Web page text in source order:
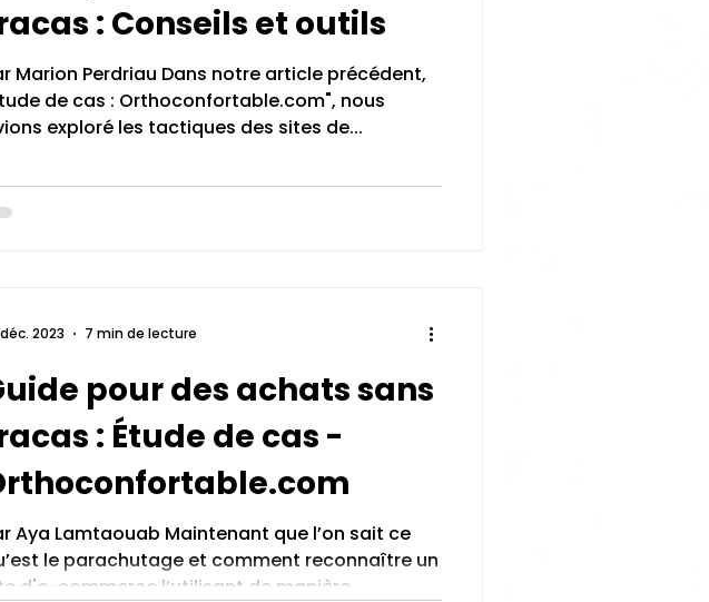
: Conseils et outils
Marion Perdriau Dans notre article précédent,
de cas : Orthoconfortable.com", nous
exploré les tactiques des sites de...
pour des achats sans
: Étude de cas -
Aya Lamtaouab Maintenant que l’on sait ce
le parachutage et comment reconnaître un
d'e-commerce l’utilisant de manière...
2023 7 min de lecture